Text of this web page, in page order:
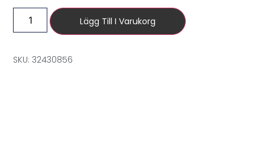
Lägg Till I Varukorg
SKU: 32430856